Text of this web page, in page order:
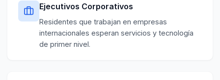
Ejecutivos Corporativos
Residentes que trabajan en empresas
internacionales esperan servicios y tecnología
de primer nivel.